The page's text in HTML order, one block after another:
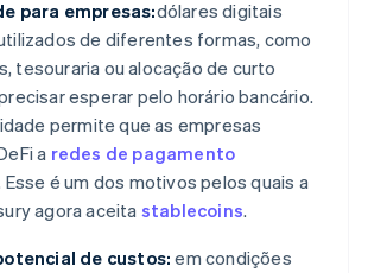
para empresas:dólares digitais
de diferentes formas, como
tesouraria ou alocação de curto
esperar pelo horário bancário.
permite que as empresas
a redes de pagamento
Esse é um dos motivos pelos quais a
agora aceita stablecoins.
de custos:em condições